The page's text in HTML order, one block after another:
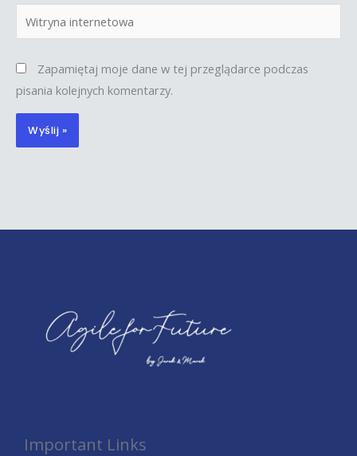
internetowa
Zapamiętaj moje dane w tej przeglądarce podczas
pisania kolejnych komentarzy.
Important Links